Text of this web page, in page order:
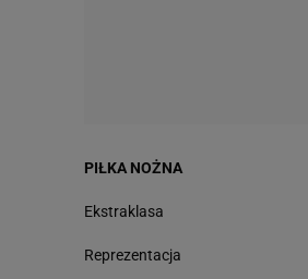
PIŁKA NOŻNA
Ekstraklasa
Reprezentacja